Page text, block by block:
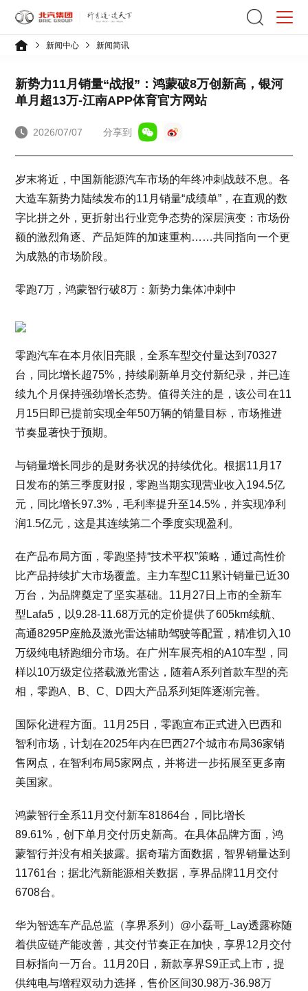
新闻中心 新闻简讯
新势力11月销量“战报”：鸿蒙破8万创新高，银河
单月超13万-江南APP体育官方网站
2026/07/07 分享到
岁末将近，中国新能源汽车市场的年终冲刺战鼓不息。各
大造车新势力陆续发布的11月销量“成绩单”，在直观的数
字比拼之外，更折射出行业竞争态势的深层演变：市场份
额的激烈角逐、产品矩阵的加速重构……共同指向一个更
为成熟的市场阶段。
零跑7万，鸿蒙智行破8万：新势力集体冲刺中
零跑汽车在本月依旧亮眼，全系车型交付量达到70327
台，同比增长超75%，持续刷新单月交付新纪录，并已连
续九个月保持强劲增长态势。值得关注的是，该公司在11
月15日即已提前实现全年50万辆的销量目标，市场推进
节奏显著快于预期。
与销量增长同步的是财务状况的持续优化。根据11月17
日发布的第三季度财报，零跑当期实现营业收入194.5亿
元，同比增长97.3%，毛利率提升至14.5%，并实现净利
润1.5亿元，这是其连续第二个季度实现盈利。
在产品布局方面，零跑坚持“技术平权”策略，通过高性价
比产品持续扩大市场覆盖。主力车型C11累计销量已近30
万台，为品牌奠定了坚实基础。11月27日上市的全新车
型Lafa5，以9.28-11.68万元的定价提供了605km续航、
高通8295P座舱及激光雷达辅助驾驶等配置，精准切入10
万级纯电轿跑细分市场。在广州车展亮相的A10车型，同
样以10万级定位搭载激光雷达，随着A系列首款车型的亮
相，零跑A、B、C、D四大产品系列矩阵逐渐完善。
国际化进程方面。11月25日，零跑宣布正式进入巴西和
智利市场，计划在2025年内在巴西27个城市布局36家销
售网点，在智利布局5家网点，并将进一步拓展至更多南
美国家。
鸿蒙智行全系11月交付新车81864台，同比增长
89.61%，创下单月交付历史新高。在具体品牌方面，鸿
蒙智行并没有相关披露。据奇瑞方面数据，智界销量达到
11761台；据北汽新能源相关数据，享界品牌11月交付
6708台。
华为智选车产品总监（享界系列）@小磊哥_Lay透露称随
着供应链产能改善，其交付节奏正在加快，享界12月交付
目标指向一万台。11月20日，新款享界S9正式上市，提
供纯电与增程双动力选择，售价区间30.98万-36.98万